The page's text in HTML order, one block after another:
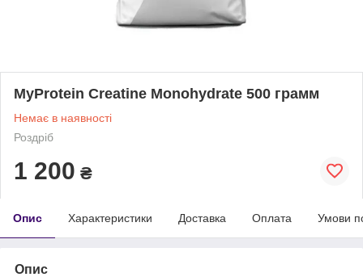
MyProtein Creatine Monohydrate 500 грамм
Немає в наявності
Роздріб
1 200 ₴
Опис Характеристики Доставка Оплата Умови
Опис